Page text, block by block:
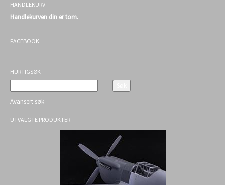
HANDLEKURV
Handlekurven din er tom.
FACEBOOK
HURTIGSØK
Avansert søk
UTVALGTE PRODUKTER